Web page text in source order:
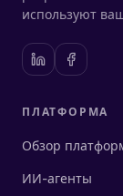
используют
ПЛАТФОРМА
Обзор
ИИ-агенты